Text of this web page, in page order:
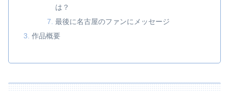
は？
最後に名古屋のファンにメッセージ
作品概要